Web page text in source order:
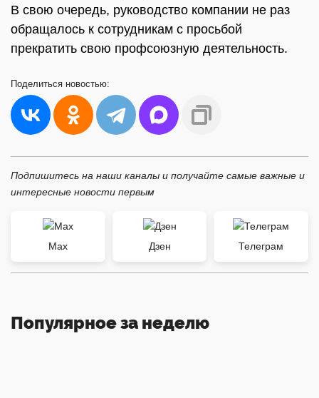
В свою очередь, руководство компании не раз
обращалось к сотрудникам с просьбой
прекратить свою профсоюзную деятельность.
Поделиться новостью:
Подпишитесь на наши каналы и получайте самые важные и
интересные новости первым
Max Дзен Телеграм
Популярное за неделю